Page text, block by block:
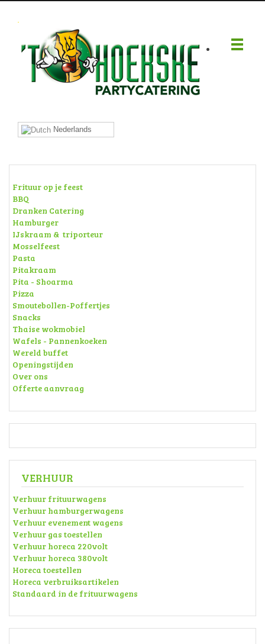
.
Nederlands
Frituur op je feest
BBQ
Dranken Catering
Hamburger
IJskraam & triporteur
Mosselfeest
Pasta
Pitakraam
Pita - Shoarma
Pizza
Smoutebollen-Poffertjes
Snacks
Thaise wokmobiel
Wafels - Pannenkoeken
Wereld buffet
Openingstijden
Over ons
Offerte aanvraag
VERHUUR
Verhuur frituurwagens
Verhuur hamburgerwagens
Verhuur evenement wagens
Verhuur gas toestellen
Verhuur horeca 220volt
Verhuur horeca 380volt
Horeca toestellen
Horeca verbruiksartikelen
Standaard in de frituurwagens